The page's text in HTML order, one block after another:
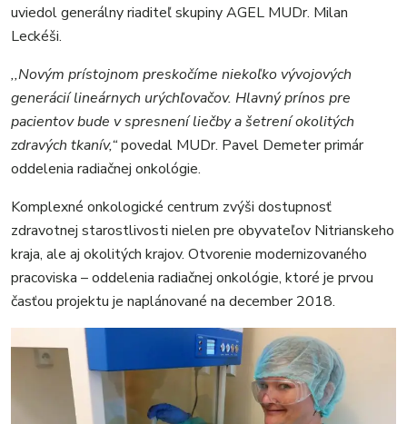
uviedol generálny riaditeľ skupiny AGEL MUDr. Milan
Leckéši.
,,Novým prístojnom preskočíme niekoľko vývojových
generácií lineárnych urýchľovačov. Hlavný prínos pre
pacientov bude v spresnení liečby a šetrení okolitých
zdravých tkanív,“povedal MUDr. Pavel Demeter primár
oddelenia radiačnej onkológie.
Komplexné onkologické centrum zvýši dostupnosť
zdravotnej starostlivosti nielen pre obyvateľov Nitrianskeho
kraja, ale aj okolitých krajov. Otvorenie modernizovaného
pracoviska – oddelenia radiačnej onkológie, ktoré je prvou
časťou projektu je naplánované na december 2018.